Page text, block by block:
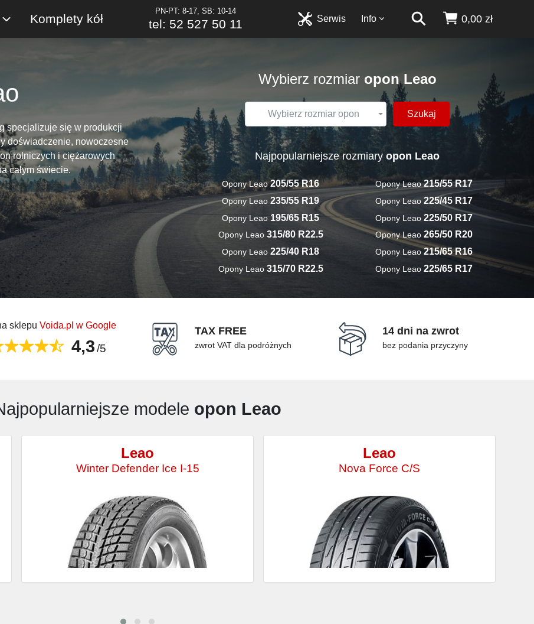
Komplety kół
PN-PT: 8-17, SB: 10-14
tel: 52 527 50 11 0,00 zł
Info
Serwis
specjalizuje się w produkcji
doświadczenie, nowoczesne
rolniczych i ciężarowych
całym świecie.
Wybierz rozmiar opon Leao
Wybierz rozmiar opon Szukaj
Najpopularniejsze rozmiary opon Leao
Opony Leao205/55 R16 Opony Leao215/55 R17
Opony Leao235/55 R19 Opony Leao 225/45 R17
Opony Leao195/65 R15 Opony Leao 225/50 R17
Opony Leao 315/80 R22.5 Opony Leao 265/50 R20
Opony Leao225/40 R18 Opony Leao215/65 R16
Opony Leao 315/70 R22.5 Opony Leao 225/65 R17
sklepu Voida.pl w Google
4,3/5
TAX FREE
zwrot VAT dla podróżnych
14 dni na zwrot
bez podania przyczyny
modele opon Leao
Leao
Winter Defender Ice I-15
Leao
Nova Force C/S